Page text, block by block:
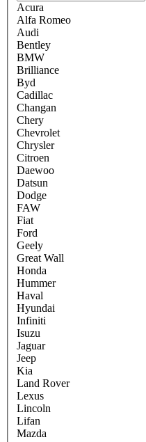
Acura
Alfa Romeo
Audi
Bentley
BMW
Brilliance
Byd
Cadillac
Changan
Chery
Chevrolet
Chrysler
Citroen
Daewoo
Datsun
Dodge
FAW
Fiat
Ford
Geely
Great Wall
Honda
Hummer
Haval
Hyundai
Infiniti
Isuzu
Jaguar
Jeep
Kia
Land Rover
Lexus
Lincoln
Lifan
Mazda